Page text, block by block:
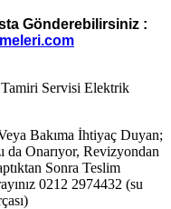
Gönderebilirsiniz :
Tamiri Servisi Elektrik
Bakıma İhtiyaç Duyan;
da Onarıyor, Revizyondan
Sonra Teslim
0212 2974432 (su